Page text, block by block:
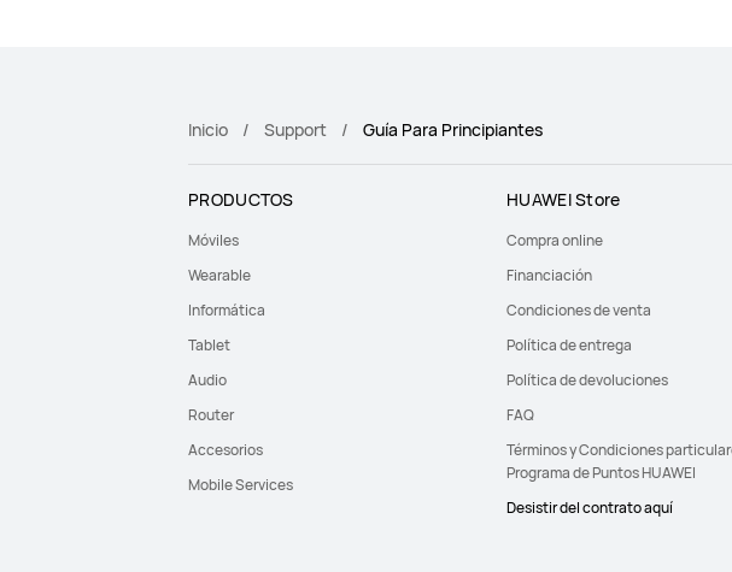
Inicio Support Guía Para Principiantes
PRODUCTOS
Móviles
Wearable
Informática
Tablet
Audio
Router
Accesorios
Mobile Services
HUAWEI Store
Compra online
Financiación
Condiciones de venta
Política de entrega
Política de devoluciones
FAQ
Términos y Condiciones
Programa de Puntos HUAWEI
Desistir del contrato aquí